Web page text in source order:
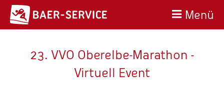
Menü
23. VVO Oberelbe-Marathon -
Virtuell Event